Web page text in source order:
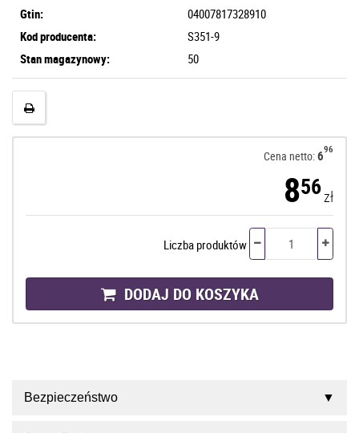
Gtin:
04007817328910
Kod producenta:
S351-9
Stan magazynowy:
50
Cena netto:696
856zł
Liczba produktów
DODAJ DO KOSZYKA
Bezpieczeństwo